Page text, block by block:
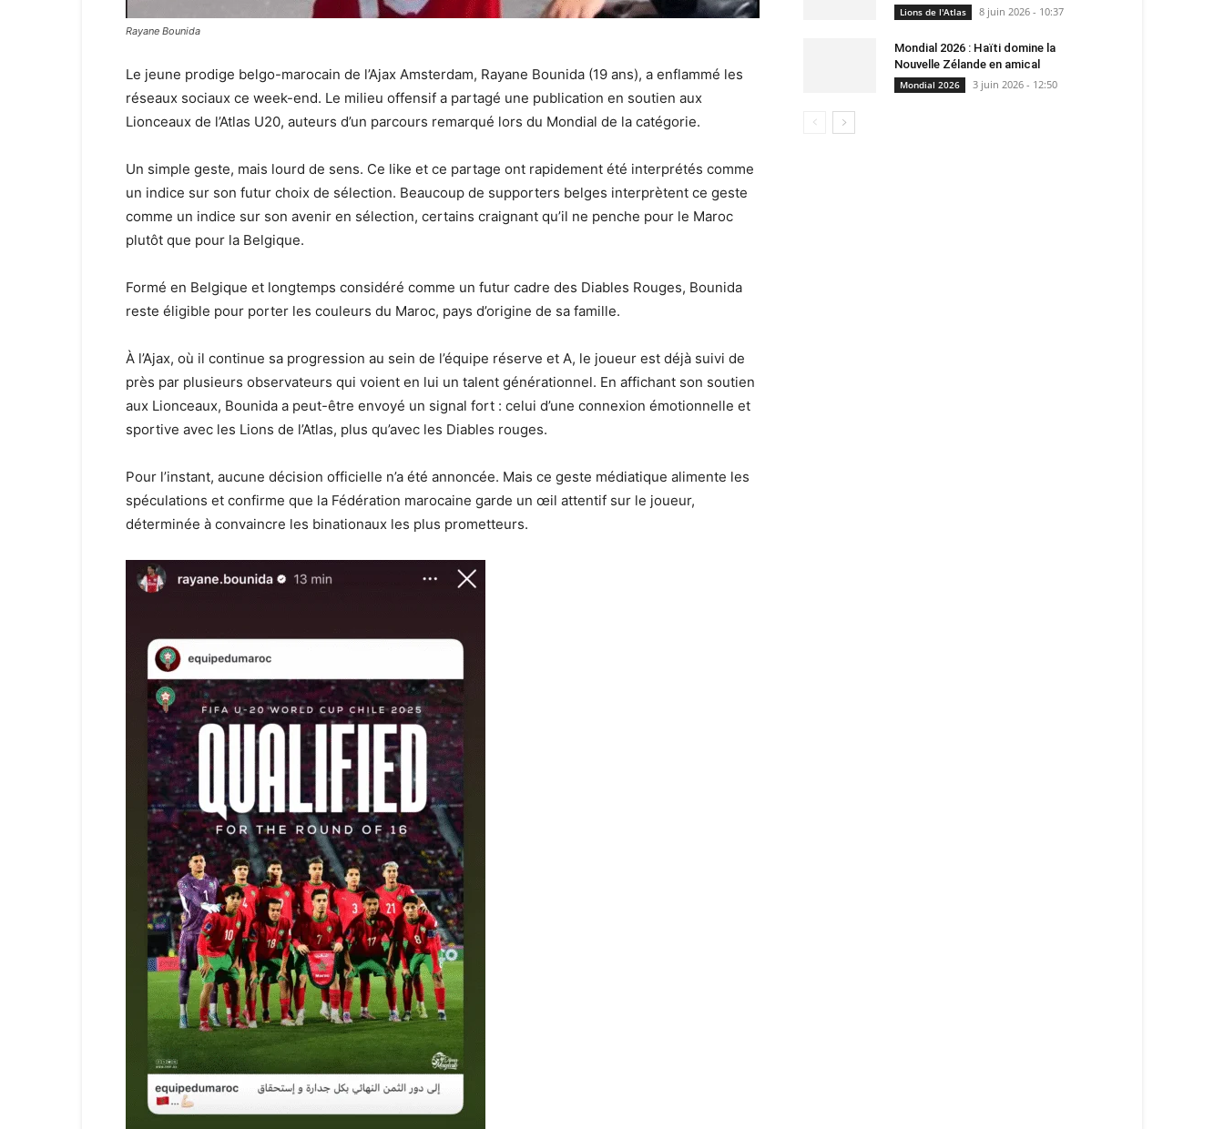
Rayane Bounida
Le jeune prodige belgo-marocain de l’Ajax Amsterdam, Rayane Bounida (19 ans), a enflammé les
réseaux sociaux ce week-end. Le milieu offensif a partagé une publication en soutien aux
Lionceaux de l’Atlas U20, auteurs d’un parcours remarqué lors du Mondial de la catégorie.
Un simple geste, mais lourd de sens. Ce like et ce partage ont rapidement été interprétés comme
un indice sur son futur choix de sélection. Beaucoup de supporters belges interprètent ce geste
comme un indice sur son avenir en sélection, certains craignant qu’il ne penche pour le Maroc
plutôt que pour la Belgique.
Formé en Belgique et longtemps considéré comme un futur cadre des Diables Rouges, Bounida
reste éligible pour porter les couleurs du Maroc, pays d’origine de sa famille.
À l’Ajax, où il continue sa progression au sein de l’équipe réserve et A, le joueur est déjà suivi de
près par plusieurs observateurs qui voient en lui un talent générationnel. En affichant son soutien
aux Lionceaux, Bounida a peut-être envoyé un signal fort : celui d’une connexion émotionnelle et
sportive avec les Lions de l’Atlas, plus qu’avec les Diables rouges.
Pour l’instant, aucune décision officielle n’a été annoncée. Mais ce geste médiatique alimente les
spéculations et confirme que la Fédération marocaine garde un œil attentif sur le joueur,
déterminée à convaincre les binationaux les plus prometteurs.
Lions de l'Atlas 8 juin 2026 - 10:37
Mondial 2026 : Haïti domine la
Nouvelle Zélande en amical
Mondial 2026 3 juin 2026 - 12:50